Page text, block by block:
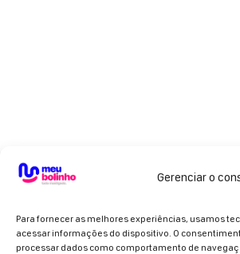
Gerenciar o
Para fornecer as melhores experiências, usamos
acessar informações do dispositivo. O
processar dados como comportamento de